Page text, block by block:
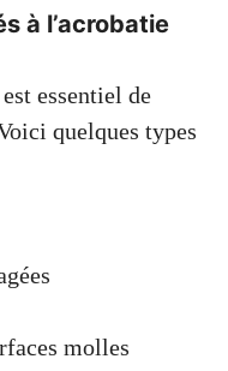
à l’acrobatie
essentiel de
quelques types
molles